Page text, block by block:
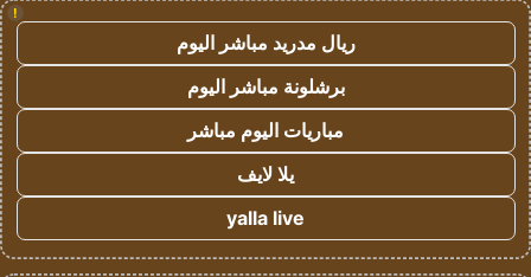
!
ريال مدريد مباشر اليوم
برشلونة مباشر اليوم
مباريات اليوم مباشر
يلا لايف
yalla live